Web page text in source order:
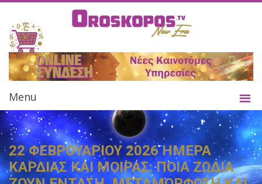
Menu
22 ΦΕΒΡΟΥΑΡΙΟΥ 2026 ΗΜΕΡΑ
ΚΑΡΔΙΑΣ ΚΑΙ ΜΟΙΡΑΣ: ΠΟΙΑ ΖΩΔΙΑ